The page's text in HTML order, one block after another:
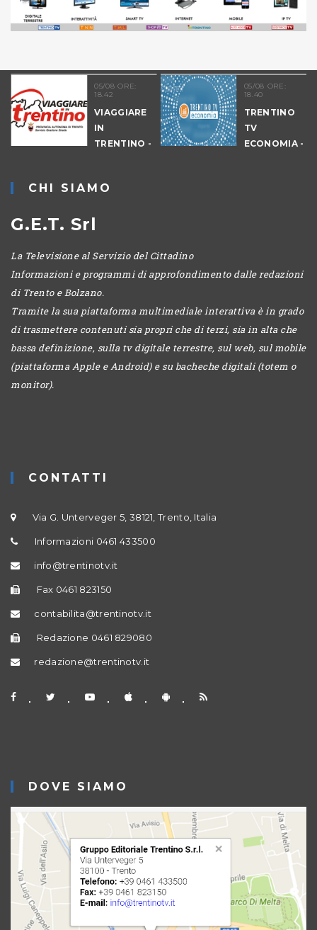
05/08 ORE:
18.42
VIAGGIARE
IN
TRENTINO -
05/08 ORE:
18.40
TRENTINO
TV
ECONOMIA -
CHI SIAMO
G.E.T. Srl
La Televisione al Servizio del Cittadino
Informazioni e programmi di approfondimento dalle redazioni
di Trento e Bolzano.
Tramite la sua piattaforma multimediale interattiva è in grado
di trasmettere contenuti sia propri che di terzi, sia in alta che
bassa definizione, sulla tv digitale terrestre, sul web, sul mobile
(piattaforma Apple e Android) e su bacheche digitali (totem o
monitor).
CONTATTI
Via G. Unterveger 5, 38121, Trento, Italia
Informazioni 0461 433500
info@trentinotv.it
Fax 0461 823150
contabilita@trentinotv.it
Redazione 0461 829080
redazione@trentinotv.it
DOVE SIAMO